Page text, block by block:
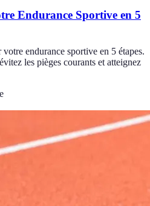
Endurance Sportive en 5
endurance sportive en 5 étapes.
les pièges courants et atteignez